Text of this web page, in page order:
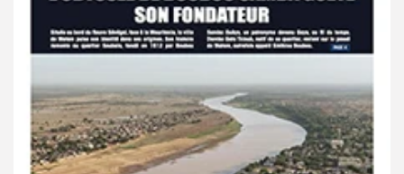
Search
for:
Search
Button
FR